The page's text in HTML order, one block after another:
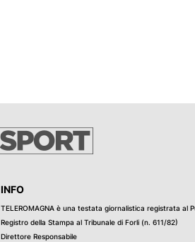
INFO
TELEROMAGNA è una testata giornalistica registrata al
Registro della Stampa al Tribunale di Forli (n. 611/82)
Direttore Responsabile